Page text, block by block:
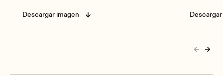
Descargar imagen